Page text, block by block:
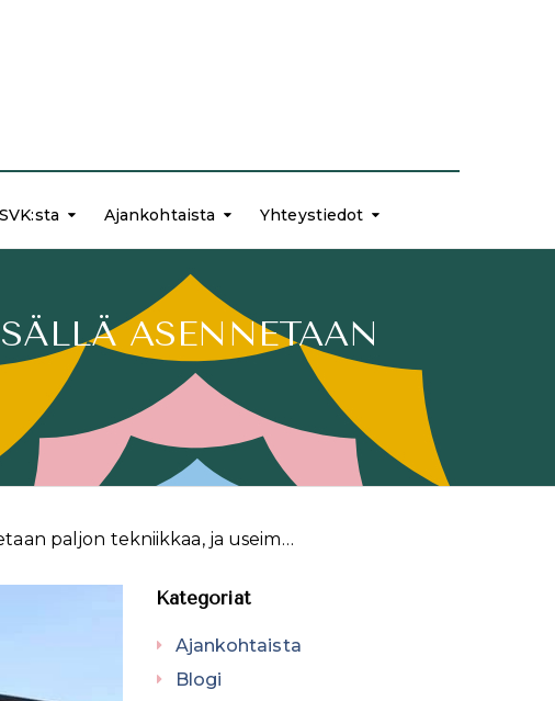
Ajankohtaista Yhteystiedot
ASENNETAAN
paljon tekniikkaa, ja useim…
Kategoriat
Ajankohtaista
Blogi